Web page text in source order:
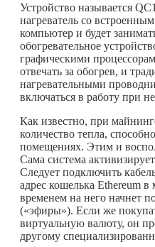
Устройство называется
нагреватель со
компьютер и будет
обогревательное
графическими
отвечать за обогрев, и
нагревательными
включаться в работу при
Как известно, при
количество тепла,
помещениях. Этим и
Сама система
Следует подключить
адрес кошелька Ethereum
временем на него начнет
(«эфиры»). Если же
виртуальную валюту, он
другому